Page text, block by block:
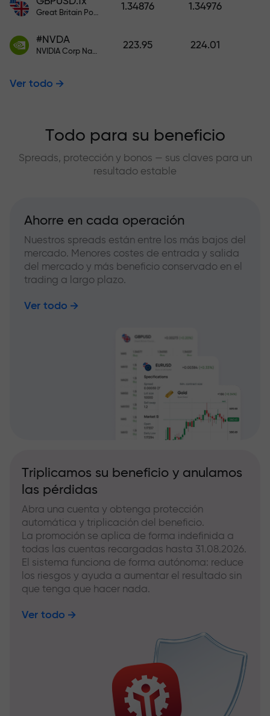
Great Britain Pound vs US Dollar
1.34876 1.34976
#NVDA
NVIDIA Corp Nasdaq Stock Exchange (Nasdaq) USD
223.95 224.01
Ver todo
Todo para su beneficio
Spreads, protección y bonos — sus claves para un
resultado estable
Ahorre en cada operación
Nuestros spreads están entre los más bajos del
mercado. Menores costes de entrada y salida
del mercado y más beneficio conservado en el
trading a largo plazo.
Ver todo
Triplicamos su beneficio y anulamos
las pérdidas
Abra una cuenta y obtenga protección
automática y triplicación del beneficio.
La promoción se aplica de forma indefinida a
todas las cuentas recargadas hasta 31.08.2026.
El sistema funciona de forma autónoma: reduce
los riesgos y ayuda a aumentar el resultado sin
que tenga que hacer nada.
Ver todo